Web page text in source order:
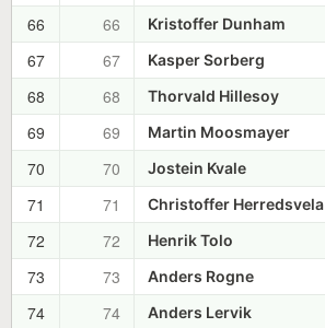
66 66 Kristoffer Dunham
67 67 Kasper Sorberg
68 68 Thorvald Hillesoy
69 69 Martin Moosmayer
70 70 Jostein Kvale
71 71 Christoffer Herredsvela
72 72 Henrik Tolo
73 73 Anders Rogne
74 74 Anders Lervik